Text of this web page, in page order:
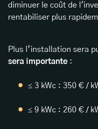
diminuer le coût de
rentabiliser plus
Plus l’installation sera
sera importante :
≤ 3 kWc : 350 € /
≤ 9 kWc : 260 € /